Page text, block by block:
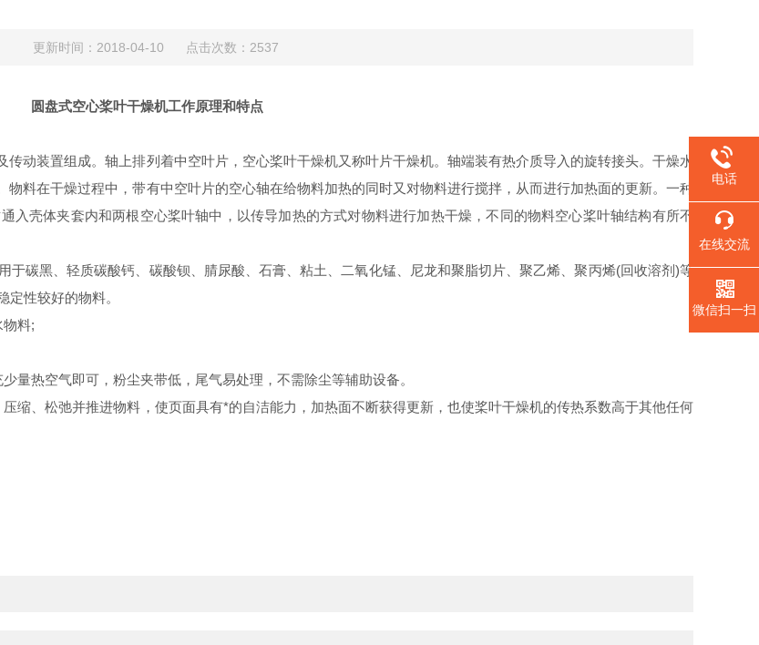
更新时间：2018-04-10 点击次数：2537
圆盘式空心桨叶干燥机工作原理和特点
装置组成。轴上排列着中空叶片，空心桨叶干燥机又称叶片干燥机。轴端装有热介质导入的旋转接头。干燥水
料在干燥过程中，带有中空叶片的空心轴在给物料加热的同时又对物料进行搅拌，从而进行加热面的更新。一种
入壳体夹套内和两根空心桨叶轴中，以传导加热的方式对物料进行加热干燥，不同的物料空心桨叶轴结构有所不
于碳黑、轻质碳酸钙 、碳酸钡、腈尿酸、石膏、粘土、二氧化锰、尼龙和聚脂切片、聚乙烯、聚丙烯(回收溶剂)等
性较好的物料。
料;
量热空气即可，粉尘夹带低，尾气易处理，不需除尘等辅助设备。
缩、松弛并推进物料，使页面具有*的自洁能力，加热面不断获得更新，也使桨叶干燥机的传热系数高于其他任何
电话
在线交流
微信扫一扫